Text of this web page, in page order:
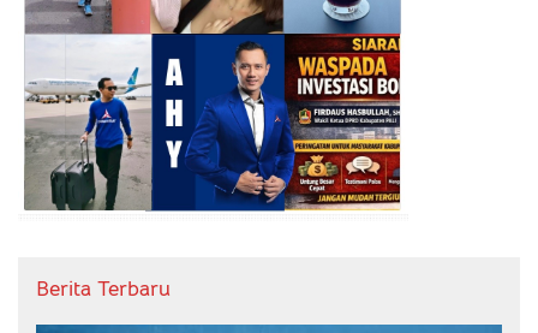
Berita Terbaru